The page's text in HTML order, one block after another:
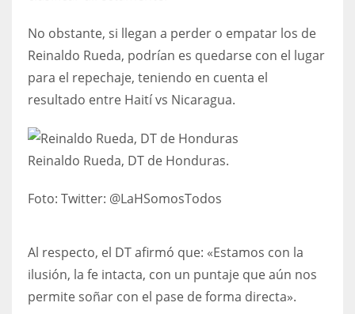
OAK
19
NYG
24
MIA
17
WSH
26
No obstante, si llegan a perder o empatar los de
Reinaldo Rueda, podrían es quedarse con el lugar
para el repechaje, teniendo en cuenta el
resultado entre Haití vs Nicaragua.
Reinaldo Rueda, DT de Honduras.
Foto: Twitter: @LaHSomosTodos
Al respecto, el DT afirmó que: «Estamos con la
ilusión, la fe intacta, con un puntaje que aún nos
permite soñar con el pase de forma directa».